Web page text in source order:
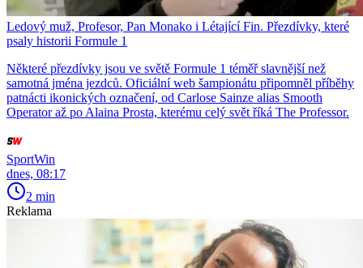
Ledový muž, Profesor, Pan Monako i Létající Fin. Přezdívky, které
psaly historii Formule 1
Některé přezdívky jsou ve světě Formule 1 téměř slavnější než
samotná jména jezdců. Oficiální web šampionátu připomněl příběhy
patnácti ikonických označení, od Carlose Sainze alias Smooth
Operator až po Alaina Prosta, kterému celý svět říká The Professor.
SportWin
dnes, 08:17
2 min
Reklama